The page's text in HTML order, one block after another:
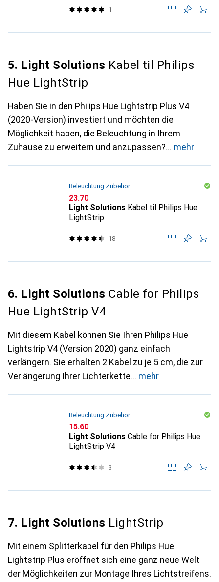
1
5. Light Solutions Kabel til Philips
Hue LightStrip
Haben Sie in den Philips Hue Lightstrip Plus V4
(2020-Version) investiert und möchten die
Möglichkeit haben, die Beleuchtung in Ihrem
Zuhause zu erweitern und anzupassen?
mehr
Beleuchtung Zubehör
CHF
23.70
Light Solutions Kabel til Philips Hue
LightStrip
18
6. Light Solutions Cable for Philips
Hue LightStrip V4
Mit diesem Kabel können Sie Ihren Philips Hue
Lightstrip V4 (Version 2020) ganz einfach
verlängern. Sie erhalten 2 Kabel zu je 5 cm, die zur
Verlängerung Ihrer Lichterkette
mehr
Beleuchtung Zubehör
CHF
15.60
Light Solutions Cable for Philips Hue
LightStrip V4
3
7. Light Solutions LightStrip
Mit einem Splitterkabel für den Philips Hue
Lightstrip Plus eröffnet sich eine ganz neue Welt
der Möglichkeiten zur Montage Ihres Lichtstreifens.